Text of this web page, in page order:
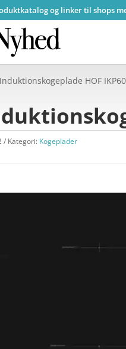
og linker til shops
HOF
Kategori: Kogeplader